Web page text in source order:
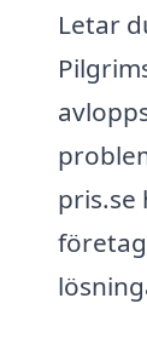
Letar
pris.se